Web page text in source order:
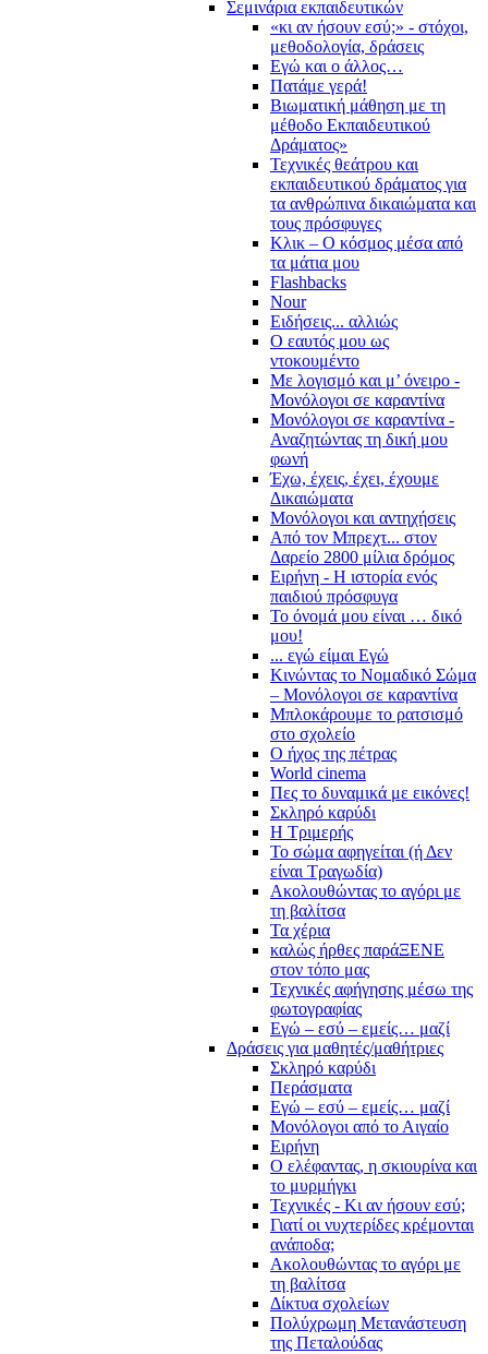
Σεμινάρια εκπαιδευτικών
«κι αν ήσουν εσύ;» - στόχοι,
μεθοδολογία, δράσεις
Εγώ και ο άλλος…
Πατάμε γερά!
Βιωματική μάθηση με τη
μέθοδο Εκπαιδευτικού
Δράματος»
Τεχνικές θεάτρου και
εκπαιδευτικού δράματος για
τα ανθρώπινα δικαιώματα και
τους πρόσφυγες
Κλικ – Ο κόσμος μέσα από
τα μάτια μου
Flashbacks
Nour
Ειδήσεις... αλλιώς
Ο εαυτός μου ως
ντοκουμέντο
Με λογισμό και μ’ όνειρο -
Μονόλογοι σε καραντίνα
Μονόλογοι σε καραντίνα -
Αναζητώντας τη δική μου
φωνή
Έχω, έχεις, έχει, έχουμε
Δικαιώματα
Μονόλογοι και αντηχήσεις
Από τον Μπρεχτ... στον
Δαρείο 2800 μίλια δρόμος
Ειρήνη - Η ιστορία ενός
παιδιού πρόσφυγα
Το όνομά μου είναι … δικό
μου!
... εγώ είμαι Εγώ
Κινώντας το Νομαδικό Σώμα
– Μονόλογοι σε καραντίνα
Μπλοκάρουμε το ρατσισμό
στο σχολείο
Ο ήχος της πέτρας
World cinema
Πες το δυναμικά με εικόνες!
Σκληρό καρύδι
Η Τριμερής
Το σώμα αφηγείται (ή Δεν
είναι Τραγωδία)
Ακολουθώντας το αγόρι με
τη βαλίτσα
Τα χέρια
καλώς ήρθες παράΞΕΝΕ
στον τόπο μας
Τεχνικές αφήγησης μέσω της
φωτογραφίας
Εγώ – εσύ – εμείς… μαζί
Δράσεις για μαθητές/μαθήτριες
Σκληρό καρύδι
Περάσματα
Εγώ – εσύ – εμείς… μαζί
Μονόλογοι από το Αιγαίο
Ειρήνη
Ο ελέφαντας, η σκιουρίνα και
το μυρμήγκι
Τεχνικές - Κι αν ήσουν εσύ;
Γιατί οι νυχτερίδες κρέμονται
ανάποδα;
Ακολουθώντας το αγόρι με
τη βαλίτσα
Δίκτυα σχολείων
Πολύχρωμη Μετανάστευση
της Πεταλούδας